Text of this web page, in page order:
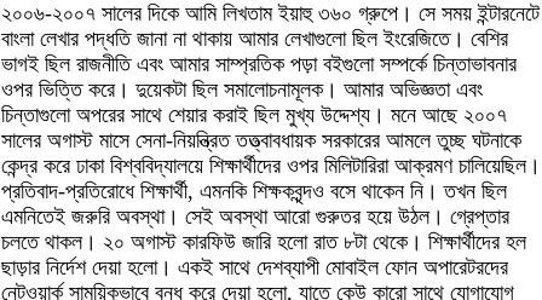
২০০৬-২০০৭ সালের দিকে আমি লিখতাম ইয়াহু ৩৬০ গ্রুপে। সে সময় ইন্টারনেটে
বাংলা লেখার পদ্ধতি জানা না থাকায় আমার লেখাগুলো ছিল ইংরেজিতে। বেশির
ভাগই ছিল রাজনীতি এবং আমার সাম্প্রতিক পড়া বইগুলো সম্পর্কে চিন্তাভাবনার
ওপর ভিত্তি করে। দুয়েকটা ছিল সমালোচনামূলক। আমার অভিজ্ঞতা এবং
চিন্তাগুলো অপরের সাথে শেয়ার করাই ছিল মুখ্য উদ্দেশ্য। মনে আছে ২০০৭
সালের অগাস্ট মাসে সেনা-নিয়ন্ত্রিত তত্ত্বাবধায়ক সরকারের আমলে তুচ্ছ ঘটনাকে
কেন্দ্র করে ঢাকা বিশ্ববিদ্যালয়ে শিক্ষার্থীদের ওপর মিলিটারিরা আক্রমণ চালিয়েছিল।
প্রতিবাদ-প্রতিরোধে শিক্ষার্থী, এমনকি শিক্ষকবৃন্দও বসে থাকেন নি। তখন ছিল
এমনিতেই জরুরি অবস্থা। সেই অবস্থা আরো গুরুতর হয়ে উঠল। গ্রেপ্তার
চলতে থাকল। ২০ অগাস্ট কারফিউ জারি হলো রাত ৮টা থেকে। শিক্ষার্থীদের হল
ছাড়ার নির্দেশ দেয়া হলো। একই সাথে দেশব্যাপী মোবাইল ফোন অপারেটরদের
নেটওয়ার্ক সাময়িকভাবে বন্ধ করে দেয়া হলো, যাতে কেউ কারো সাথে যোগাযোগ